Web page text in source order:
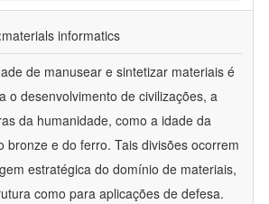
materials informatics
de manusear e sintetizar materiais é
o desenvolvimento de civilizações, a
da humanidade, como a idade da
bronze e do ferro. Tais divisões ocorrem
estratégica do domínio de materiais,
como para aplicações de defesa.